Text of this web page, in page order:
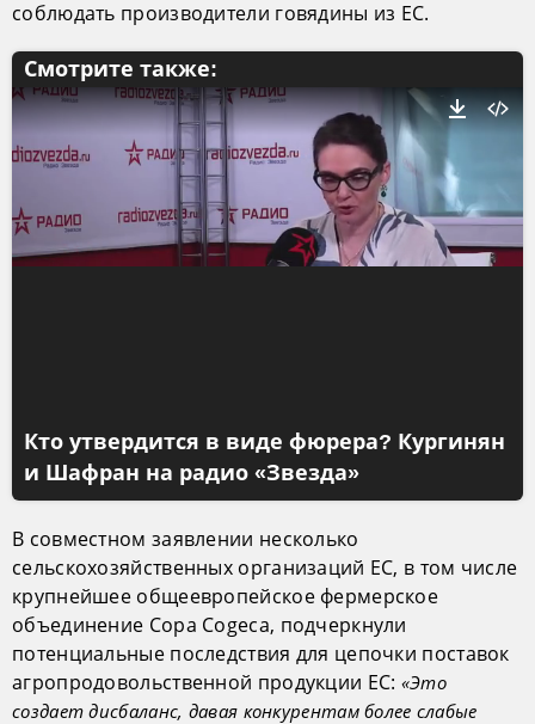
соблюдать производители говядины из ЕС.
Смотрите также:
Кто утвердится в виде фюрера? Кургинян
и Шафран на радио «Звезда»
В совместном заявлении несколько
сельскохозяйственных организаций ЕС, в том числе
крупнейшее общеевропейское фермерское
объединение Copa Cogeca, подчеркнули
потенциальные последствия для цепочки поставок
агропродовольственной продукции ЕС: «Это
создает дисбаланс, давая конкурентам более слабые